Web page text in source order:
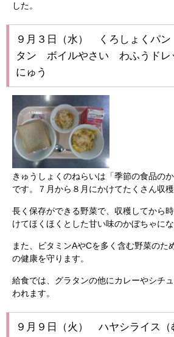
した。
９月３日（水） くろしょくパ
タン ボイルやさい わふうドレ
にゅう
きゅうしょくのねらいは「季節の食品の
です。７月から８月にかけてたくさん収穫
長く保存ができる野菜で、収穫してから
けてほくほくとした甘い味のかぼちゃにな
また、ビタミンAやCを多く含む野菜のた
の健康を守ります。
給食では、グラタンの他にカレーやシチ
われます。
９月９日（火） ハヤシライス